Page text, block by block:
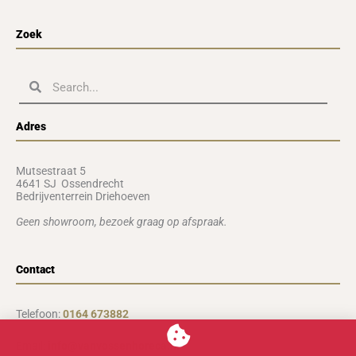
Zoek
ZoekenZoeken
Adres
Mutsestraat 5
4641 SJ Ossendrecht
Bedrijventerrein Driehoeven
Geen showroom, bezoek graag op afspraak.
Contact
Telefoon:0164 673882
info@vanvossenhoreca.nl